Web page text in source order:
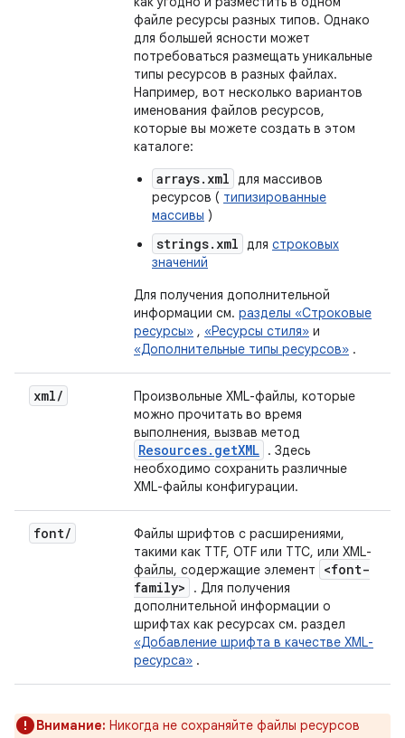
файле ресурсы разных типов. Однако
для большей ясности может
потребоваться размещать уникальные
типы ресурсов в разных файлах.
Например, вот несколько вариантов
именования файлов ресурсов,
которые вы можете создать в этом
каталоге:
arrays.xml для массивов
ресурсов ( типизированные
массивы )
strings.xml для строковых
значений
Для получения дополнительной
информации см. разделы «Строковые
ресурсы» , «Ресурсы стиля» и
«Дополнительные типы ресурсов» .
xml/
Произвольные XML-файлы, которые
можно прочитать во время
выполнения, вызвав метод
Resources. getXML . Здесь
необходимо сохранить различные
XML-файлы конфигурации.
font/
Файлы шрифтов с расширениями,
такими как TTF, OTF или TTC, или XML-
файлы, содержащие элемент
<font-
family>
. Для получения
дополнительной информации о
шрифтах как ресурсах см. раздел
«Добавление шрифта в качестве XML-
ресурса» .
Внимание: Никогда не сохраняйте файлы ресурсов